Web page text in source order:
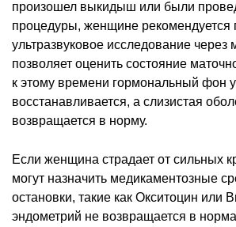
произошел выкидыш или были
процедуры, женщине рекомендуется
ультразвуковое исследование через
позволяет оценить состояние
к этому времени гормональный фон
восстанавливается, а слизистая
возвращается в норму.
Если женщина страдает от сильных
могут назначить медикаментозные
остановки, такие как Окситоцин или
эндометрий не возвращается в